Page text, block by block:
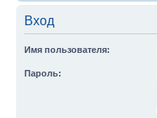
Вход
Имя пользователя:
Пароль: